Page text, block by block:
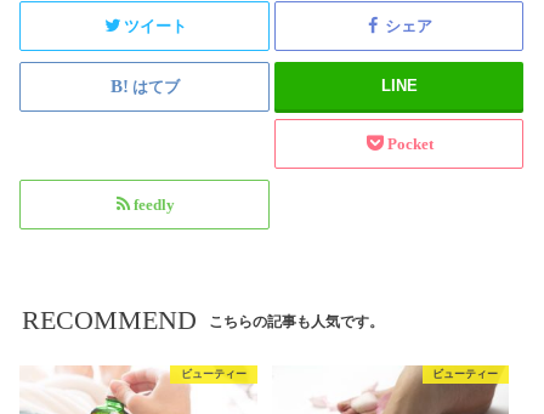
ツイート シェア
はてブ LINE
Pocket
feedly
RECOMMEND こちらの記事も人気です。
ビューティー ビューティー